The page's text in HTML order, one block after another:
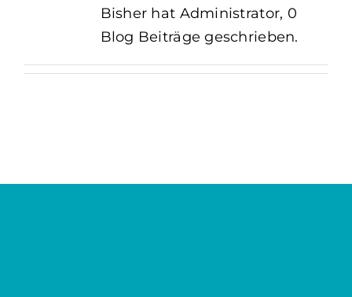
Bisher hat Administrator, 0
Blog Beiträge geschrieben.